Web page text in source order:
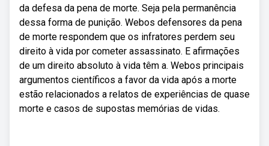
da defesa da pena de morte. Seja pela permanência
dessa forma de punição. Webos defensores da pena
de morte respondem que os infratores perdem seu
direito à vida por cometer assassinato. E afirmações
de um direito absoluto à vida têm a. Webos principais
argumentos científicos a favor da vida após a morte
estão relacionados a relatos de experiências de quase
morte e casos de supostas memórias de vidas.